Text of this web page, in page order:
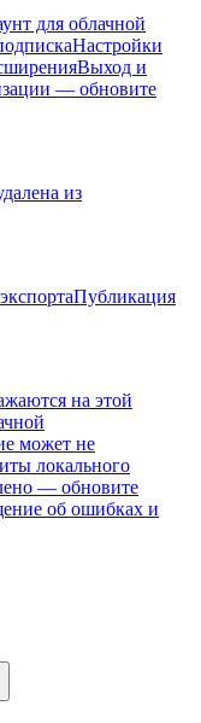
для облачной
Настройки
Выход и
— обновите
из
Публикация
на этой
может не
локального
— обновите
об ошибках и